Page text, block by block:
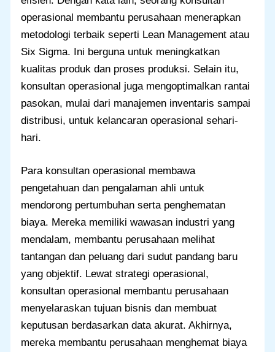
operasional membantu perusahaan menerapkan
metodologi terbaik seperti Lean Management atau
Six Sigma. Ini berguna untuk meningkatkan
kualitas produk dan proses produksi. Selain itu,
konsultan operasional juga mengoptimalkan rantai
pasokan, mulai dari manajemen inventaris sampai
distribusi, untuk kelancaran operasional sehari-
hari.
Para konsultan operasional membawa
pengetahuan dan pengalaman ahli untuk
mendorong pertumbuhan serta penghematan
biaya. Mereka memiliki wawasan industri yang
mendalam, membantu perusahaan melihat
tantangan dan peluang dari sudut pandang baru
yang objektif. Lewat strategi operasional,
konsultan operasional membantu perusahaan
menyelaraskan tujuan bisnis dan membuat
keputusan berdasarkan data akurat. Akhirnya,
mereka membantu perusahaan menghemat biaya